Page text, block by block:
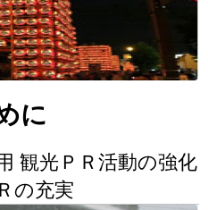
に
観光ＰＲ活動の強化
の充実